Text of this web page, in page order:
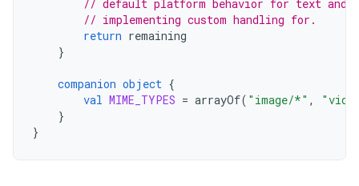
// default platform behavior for text and
// implementing custom handling for.
return remaining
}
companion object {
val MIME_TYPES = arrayOf( "image/*" ,
}
}